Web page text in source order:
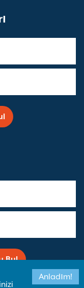
Bul
Anladım!